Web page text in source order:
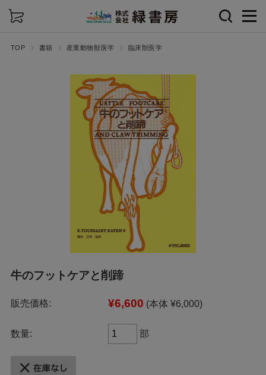
TOP 書籍 産業動物獣医学 臨床獣医学
牛のフットケアと削蹄
販売価格: ¥6,600 (本体 ¥6,000)
数量: 部